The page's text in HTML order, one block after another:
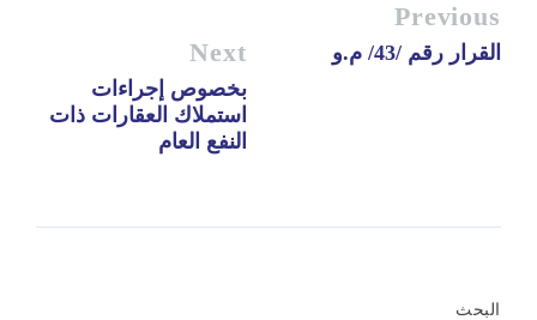
Previous
القرار رقم /43/ م.و Next
بخصوص إجراءات
استملاك العقارات ذات
النفع العام
البحث